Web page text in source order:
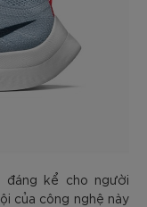
đáng kể cho người
của công nghệ này